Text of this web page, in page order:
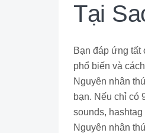
Tại
Bạn đáp ứng
phổ biến và
Nguyên nhân
bạn. Nếu chỉ có
sounds,
Nguyên nhân